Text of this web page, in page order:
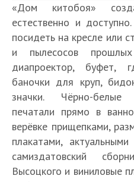
«Дом китобоя»
естественно и
посидеть на кресле или
и пылесосов
диапроектор, буфет,
баночки для круп,
значки. Чёрно-
печатали прямо в
верёвке прищепками,
плакатами,
самиздатовский
Высоцкого и виниловые